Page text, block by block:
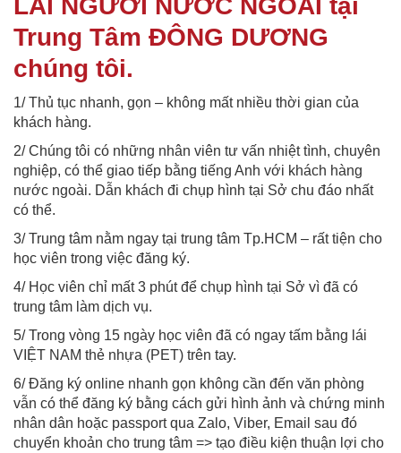
Trung Tâm ĐÔNG DƯƠNG
chúng tôi.
1/ Thủ tục nhanh, gọn – không mất nhiều thời gian của
khách hàng.
2/ Chúng tôi có những nhân viên tư vấn nhiệt tình, chuyên
nghiệp, có thể giao tiếp bằng tiếng Anh với khách hàng
nước ngoài. Dẫn khách đi chụp hình tại Sở chu đáo nhất
có thể.
3/ Trung tâm nằm ngay tại trung tâm Tp.HCM – rất tiện cho
học viên trong việc đăng ký.
4/ Học viên chỉ mất 3 phút để chụp hình tại Sở vì đã có
trung tâm làm dịch vụ.
5/ Trong vòng 15 ngày học viên đã có ngay tấm bằng lái
VIỆT NAM thẻ nhựa (PET) trên tay.
6/ Đăng ký online nhanh gọn không cần đến văn phòng
vẫn có thể đăng ký bằng cách gửi hình ảnh và chứng minh
nhân dân hoặc passport qua Zalo, Viber, Email sau đó
chuyển khoản cho trung tâm => tạo điều kiện thuận lợi cho